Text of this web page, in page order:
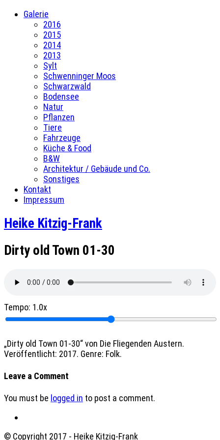
Galerie
2016
2015
2014
2013
Sylt
Schwenninger Moos
Schwarzwald
Bodensee
Natur
Pflanzen
Tiere
Fahrzeuge
Küche & Food
B&W
Architektur / Gebäude und Co.
Sonstiges
Kontakt
Impressum
Heike Kitzig-Frank
Dirty old Town 01-30
Tempo: 1.0x
„Dirty old Town 01-30“ von Die Fliegenden Austern.
Veröffentlicht: 2017. Genre: Folk.
Leave a Comment
You must be logged in to post a comment.
© Copyright 2017 - Heike Kitzig-Frank